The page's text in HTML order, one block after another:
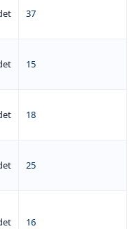
37
15
18
25
16